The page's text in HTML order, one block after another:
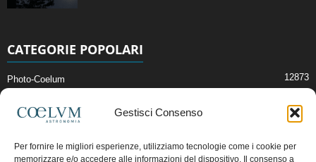
Gestisci Consenso
Per fornire le migliori esperienze, utilizziamo tecnologie come i cookie per
memorizzare e/o accedere alle informazioni del dispositivo. Il consenso a
CATEGORIE POPOLARI
Photo-Coelum 12873
News di Astronomia 2409
Cielo del Mese